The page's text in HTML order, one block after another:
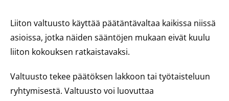
Liiton valtuusto käyttää päätäntävaltaa kaikissa niissä
asioissa, jotka näiden sääntöjen mukaan eivät kuulu
liiton kokouksen ratkaistavaksi.
Valtuusto tekee päätöksen lakkoon tai työtaisteluun
ryhtymisestä. Valtuusto voi luovuttaa